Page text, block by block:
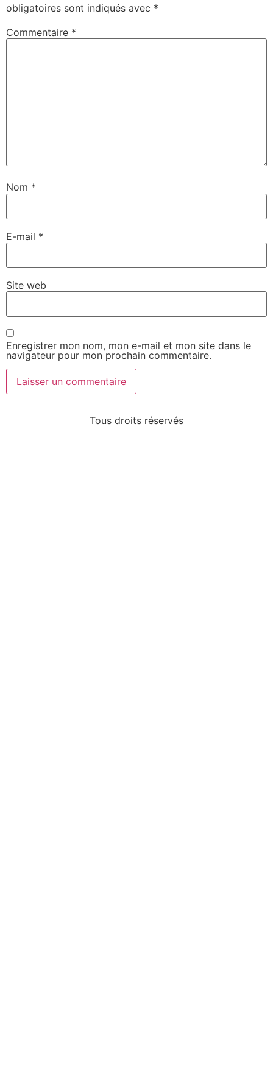
obligatoires sont indiqués avec *
Commentaire *
Nom *
E-mail *
Site web
Enregistrer mon nom, mon e-mail et mon site dans le
navigateur pour mon prochain commentaire.
Tous droits réservés